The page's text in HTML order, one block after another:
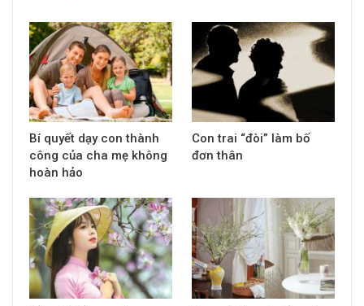
Bí quyết dạy con thành
công của cha mẹ không
hoàn hảo
Con trai “đòi” làm bố
đơn thân